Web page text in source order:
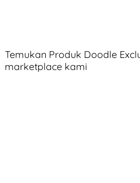
Temukan Produk Doodle
marketplace kami